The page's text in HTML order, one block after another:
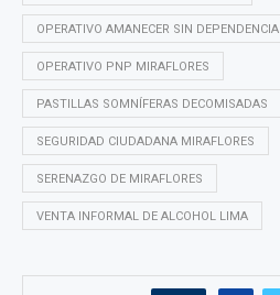
OPERATIVO AMANECER SIN DEPENDENCIA
OPERATIVO PNP MIRAFLORES
PASTILLAS SOMNÍFERAS DECOMISADAS
SEGURIDAD CIUDADANA MIRAFLORES
SERENAZGO DE MIRAFLORES
VENTA INFORMAL DE ALCOHOL LIMA